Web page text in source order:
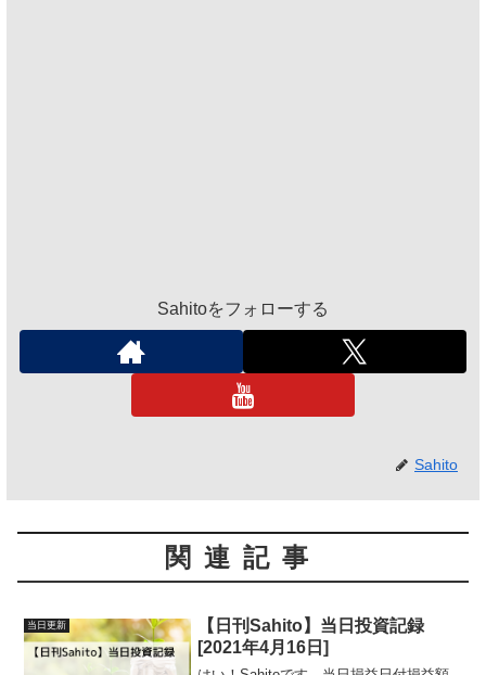
Sahitoをフォローする
Sahito
関連記事
当日更新
【日刊Sahito】当日投資記録
[2021年4月16日]